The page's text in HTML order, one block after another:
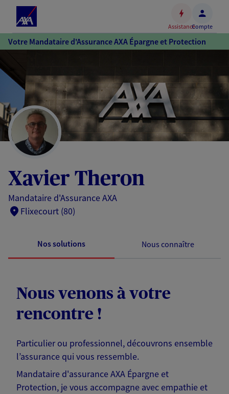
Accéder
au
Accéder
au
pied
de
page
AssistanceCompte
Votre Mandataire d'Assurance AXA Épargne et Protection
Xavier Theron
Mandataire d'Assurance AXA
Flixecourt (80)
Nos solutions Nous connaître
Nous venons à votre
rencontre !
Particulier ou professionnel, découvrons ensemble
l’assurance qui vous ressemble.
Mandataire d'assurance AXA Épargne et
Protection, je vous accompagne avec empathie et